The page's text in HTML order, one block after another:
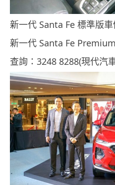
新一代 Santa Fe 標準版
新一代 Santa Fe
查詢：3248 8288(現代汽